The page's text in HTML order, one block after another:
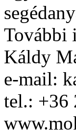
További
Káldy
e-mail:
tel.: +36